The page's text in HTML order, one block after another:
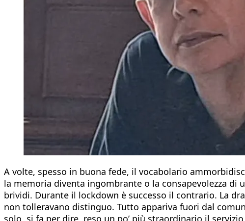
A volte, spesso in buona fede, il vocabolario
la memoria diventa ingombrante o la consapevolezza
brividi. Durante il lockdown è successo il contrario. La
non tolleravano distinguo. Tutto appariva fuori dal
solo, si fa per dire, reso un po’ più straordinario il